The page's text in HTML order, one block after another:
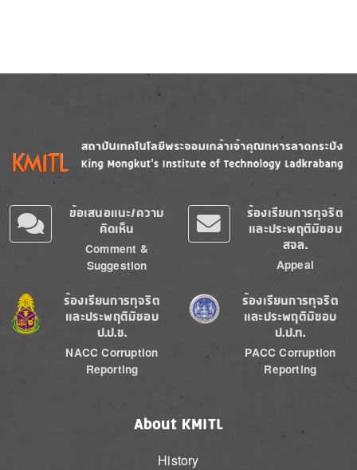
Image
ข้อเสนอแนะ/ความ
คิดเห็น
Comment &
Suggestion
ร้องเรียนการทุจริต
และประพฤติมิชอบ
สจล.
Appeal
Image
ร้องเรียนการทุจริต
และประพฤติมิชอบ
ป.ป.ช.
NACC Corruption
Reporting
Image
ร้องเรียนการทุจริต
และประพฤติมิชอบ
ป.ป.ท.
PACC Corruption
Reporting
About KMITL
History